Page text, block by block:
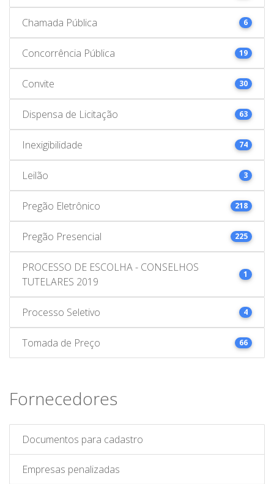
Chamada Pública 6
Concorrência Pública 19
Convite 30
Dispensa de Licitação 63
Inexigibilidade 74
Leilão 3
Pregão Eletrônico 218
Pregão Presencial 225
PROCESSO DE ESCOLHA - CONSELHOS
TUTELARES 2019
1
Processo Seletivo 4
Tomada de Preço 66
Fornecedores
Documentos para cadastro
Empresas penalizadas